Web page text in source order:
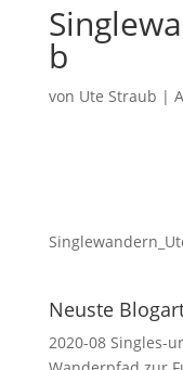
b
von Ute Straub |
Neuste
2020-08 Singles-